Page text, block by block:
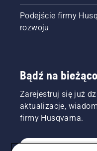
Podejście firmy
rozwoju
Bądź na
Zarejestruj się już
aktualizacje,
firmy Husqvarna.